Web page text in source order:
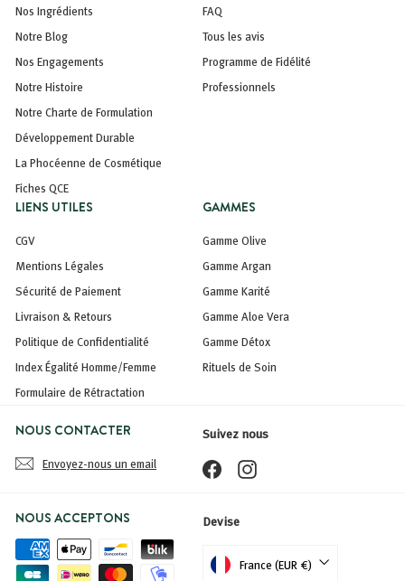
Nos Ingrédients
Notre Blog
Nos Engagements
Notre Histoire
Notre Charte de Formulation
Développement Durable
La Phocéenne de Cosmétique
Fiches QCE
FAQ
Tous les avis
Programme de Fidélité
Professionnels
LIENS UTILES
CGV
Mentions Légales
Sécurité de Paiement
Livraison & Retours
Politique de Confidentialité
Index Égalité Homme/Femme
Formulaire de Rétractation
GAMMES
Gamme Olive
Gamme Argan
Gamme Karité
Gamme Aloe Vera
Gamme Détox
Rituels de Soin
NOUS CONTACTER
Envoyez-nous un email
Suivez nous
FacebookInstagram
NOUS ACCEPTONS Devise
France (EUR €)